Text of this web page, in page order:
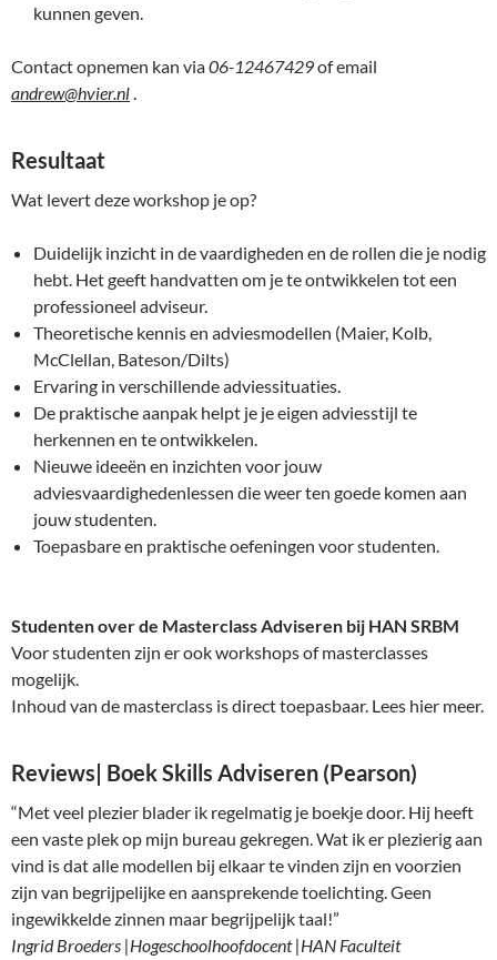
kunnen geven.
Contact opnemen kan via06-12467429of email
andrew@hvier.nl.
Resultaat
Wat levert deze workshop je op?
Duidelijk inzicht in de vaardigheden en de rollen die je nodig
hebt. Het geeft handvatten om je te ontwikkelen tot een
professioneel adviseur.
Theoretische kennis en adviesmodellen (Maier, Kolb,
McClellan, Bateson/Dilts)
Ervaring in verschillende adviessituaties.
De praktische aanpak helpt je je eigen adviesstijl te
herkennen en te ontwikkelen.
Nieuwe ideeën en inzichten voor jouw
adviesvaardighedenlessen die weer ten goede komen aan
jouw studenten.
Toepasbare en praktische oefeningen voor studenten.
Studenten over de Masterclass Adviseren bij HAN SRBM
Voor studenten zijn er ook workshops of masterclasses
mogelijk.
Inhoud van de masterclass is direct toepasbaar. Lees hier meer.
Reviews| Boek Skills Adviseren (Pearson)
“Met veel plezier blader ik regelmatig je boekje door. Hij heeft
een vaste plek op mijn bureau gekregen. Wat ik er plezierig aan
vind is dat alle modellen bij elkaar te vinden zijn en voorzien
zijn van begrijpelijke en aansprekende toelichting. Geen
ingewikkelde zinnen maar begrijpelijk taal!”
Ingrid Broeders |Hogeschoolhoofdocent |HAN Faculteit